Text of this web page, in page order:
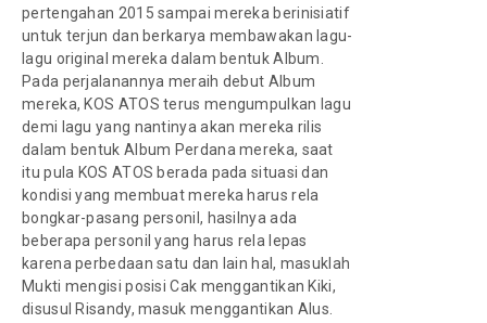
pertengahan 2015 sampai mereka berinisiatif
untuk terjun dan berkarya membawakan lagu-
lagu original mereka dalam bentuk Album.
Pada perjalanannya meraih debut Album
mereka, KOS ATOS terus mengumpulkan lagu
demi lagu yang nantinya akan mereka rilis
dalam bentuk Album Perdana mereka, saat
itu pula KOS ATOS berada pada situasi dan
kondisi yang membuat mereka harus rela
bongkar-pasang personil, hasilnya ada
beberapa personil yang harus rela lepas
karena perbedaan satu dan lain hal, masuklah
Mukti mengisi posisi Cak menggantikan Kiki,
disusul Risandy, masuk menggantikan Alus.